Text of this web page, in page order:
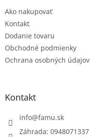
Ako nakupovať
Kontakt
Dodanie tovaru
Obchodné podmienky
Ochrana osobných údajov
Kontakt
info@famu.sk
Záhrada: 0948071337